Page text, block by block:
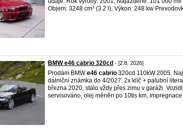
Objem: 3248 cm³ (3.2 l), Výkon: 248 kw
BMW e46 cabrio 320cd - [2.8. 2026]
Prodám BMWe46 cabrio 320cd 110kW 2005.
dálniční známka do 4/2027. 2x klíč + palubní
března 2020, stálo vždy přes zimu v garáži.
servisováno, olej měněn po 10tis km,